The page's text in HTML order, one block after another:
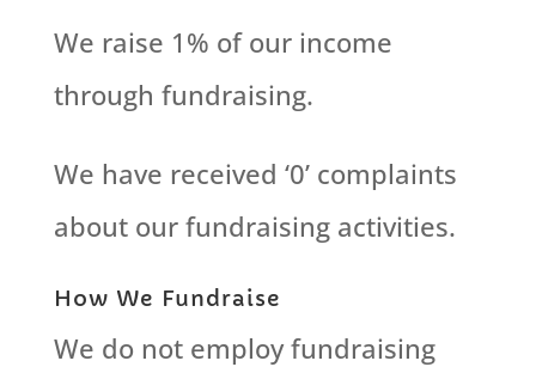
We raise 1% of our income
through fundraising.
We have received ‘0’ complaints
about our fundraising activities.
How We Fundraise
We do not employ fundraising